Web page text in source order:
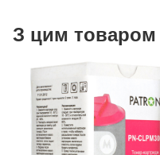
З цим товаром